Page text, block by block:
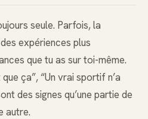
seule. Parfois, la
expériences plus
que tu as sur toi-même.
ça”, “Un vrai sportif n’a
des signes qu’une partie de
autre.